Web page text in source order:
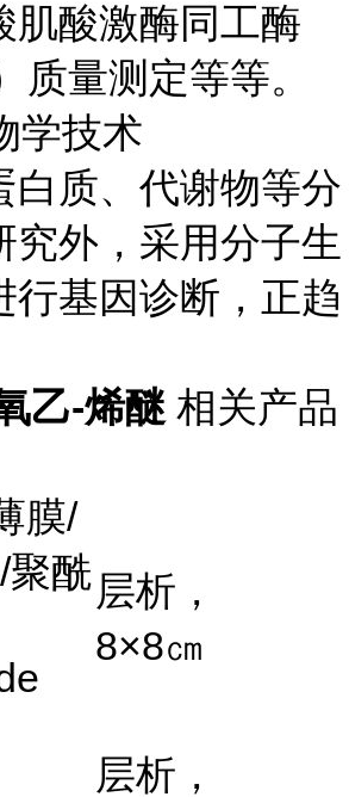
肌酸激酶同工酶
质量测定等等。
学技术
白质、代谢物等分
究外，采用分子生
行基因诊断，正趋
乙-烯醚 相关产品
膜/
聚酰层析，
8×8㎝
层析，